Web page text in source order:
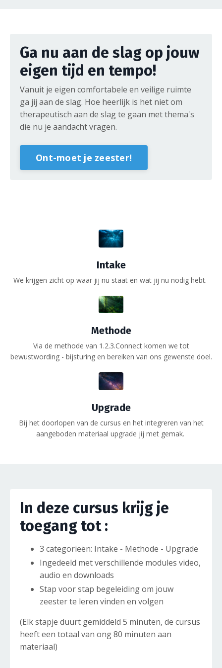
Ga nu aan de slag op jouw
eigen tijd en tempo!
Vanuit je eigen comfortabele en veilige ruimte
ga jij aan de slag. Hoe heerlijk is het niet om
therapeutisch aan de slag te gaan met thema's
die nu je aandacht vragen.
Ont-moet je zeester!
Intake
We krijgen zicht op waar jij nu staat en wat jij nu nodig hebt.
Methode
Via de methode van 1.2.3.Connect komen we tot
bewustwording - bijsturing en bereiken van ons gewenste doel.
Upgrade
Bij het doorlopen van de cursus en het integreren van het
aangeboden materiaal upgrade jij met gemak.
In deze cursus krijg je
toegang tot :
3 categorieën: Intake - Methode - Upgrade
Ingedeeld met verschillende modules video,
audio en downloads
Stap voor stap begeleiding om jouw
zeester te leren vinden en volgen
(Elk stapje duurt gemiddeld 5 minuten, de cursus
heeft een totaal van ong 80 minuten aan
materiaal)